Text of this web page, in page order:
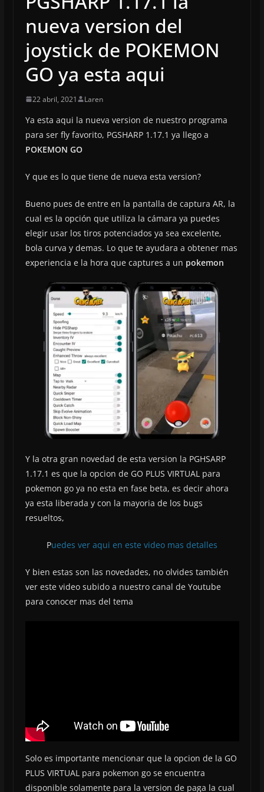
nueva version del
joystick de POKEMON
GO ya esta aqui
22 abril, 2021 Laren
Ya esta aqui la nueva version de nuestro programa
para ser fly favorito, PGSHARP 1.17.1 ya llego a
POKEMON GO
Y que es lo que tiene de nueva esta version?
Bueno pues de entre en la pantalla de captura AR, la
cual es la opción que utiliza la cámara ya puedes
elegir usar los tiros potenciados ya sea excelente,
bola curva y demas. Lo que te ayudara a obtener mas
experiencia e la hora que captures a un pokemon
Y la otra gran novedad de esta version la PGHSARP
1.17.1 es que la opcion de GO PLUS VIRTUAL para
pokemon go ya no esta en fase beta, es decir ahora
ya esta liberada y con la mayoria de los bugs
resueltos,
Puedes ver aqui en este video mas detalles
Y bien estas son las novedades, no olvides también
ver este video subido a nuestro canal de Youtube
para conocer mas del tema
Solo es importante mencionar que la opcion de la GO
PLUS VIRTUAL para pokemon go se encuentra
disponible solamente para la version de paga la cual